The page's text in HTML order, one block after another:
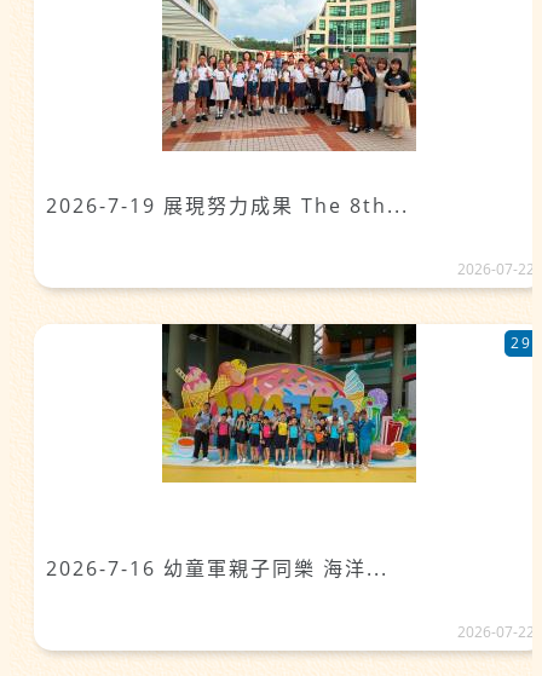
2026-7-19 展現努力成果 The 8th...
2026-07-22
2026-7-16 幼童軍親子同樂 海洋...
29
2026-07-22